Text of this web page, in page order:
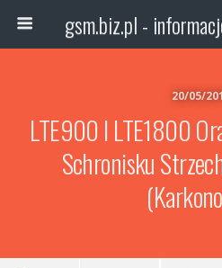
20/05/
LTE900 I LTE1800
Schronisku